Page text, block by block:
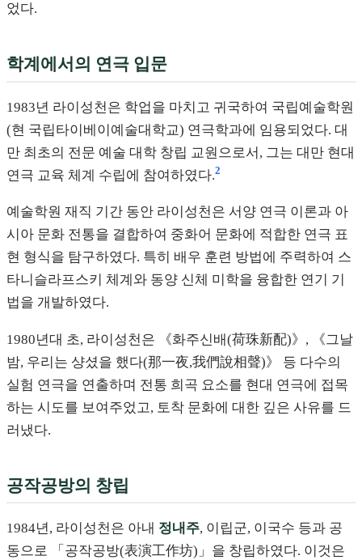
었다.
학계에서의 연극 입문
1983년 라이성천은 학업을 마치고 귀국하여 국립예술학원
(현 국립타이베이예술대학교) 연극학과에 임용되었다. 대
만 최초의 전문 예술 대학 창립 교원으로서, 그는 대만 현대
연극 교육 체계 수립에 참여하였다.2
예술학원 재직 기간 동안 라이성천은 서양 연극 이론과 아
시아 문화 전통을 결합하여 중화어 문화에 적합한 연극 표
현 형식을 탐구하였다. 특히 배우 훈련 방법에 주력하여 스
타니슬라프스키 체계와 동양 신체 미학을 융합한 연기 기
법을 개발하였다.
1980년대 초, 라이성천은 《화주신배(荷珠新配)》, 《그날
밤, 우리는 샹셨을 했다(那一夜,我們說相聲)》 등 다수의
실험 연극을 연출하며 전통 희곡 요소를 현대 연극에 접목
하는 시도를 보여주었고, 토착 문화에 대한 깊은 사유를 드
러냈다.
공작공방의 창립
1984년, 라이성천은 아내 정내주, 이립군, 이국수 등과 공
동으로 「공작공방(表演工作坊)」을 창립하였다. 이것은